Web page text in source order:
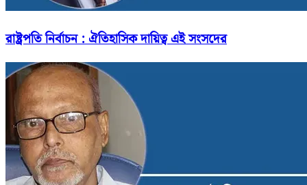
রাষ্ট্রপতি নির্বাচন : ঐতিহাসিক দায়িত্ব এই সংসদের